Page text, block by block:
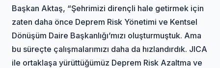
Başkan Aktaş, “Şehrimizi dirençli hale getirmek için
zaten daha önce Deprem Risk Yönetimi ve Kentsel
Dönüşüm Daire Başkanlığı’mızı oluşturmuştuk. Ama
bu süreçte çalışmalarımızı daha da hızlandırdık. JICA
ile ortaklaşa yürüttüğümüz Deprem Risk Azaltma ve